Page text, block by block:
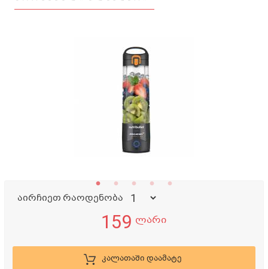
აირჩიეთ რაოდენობა
159 ლარი
კალათაში დაამატე